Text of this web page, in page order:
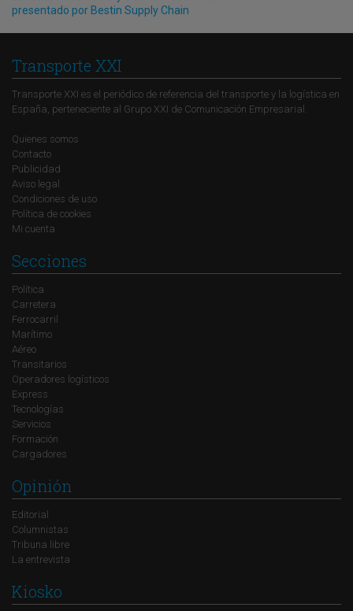
presentado por Bestin Supply Chain
Transporte XXI
Transporte XXI es el periódico de referencia del transporte y la logística en
España, perteneciente al Grupo XXI de Comunicación Empresarial.
Quienes somos
Contacto
Publicidad
Aviso legal
Condiciones de uso
Política de cookies
Mi cuenta
Secciones
Política
Carretera
Ferrocarril
Marítimo
Aéreo
Transitarios
Operadores logísticos
Express
Tecnologías
Servicios
Formación
Cargadores
Opinión
Editorial
Columnistas
Tribuna libre
La entrevista
Kiosko